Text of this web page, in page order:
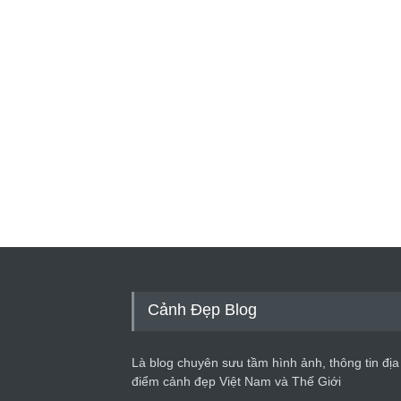
Cảnh Đẹp Blog
Là blog chuyên sưu tầm hình ảnh, thông tin địa
điểm cảnh đẹp Việt Nam và Thế Giới